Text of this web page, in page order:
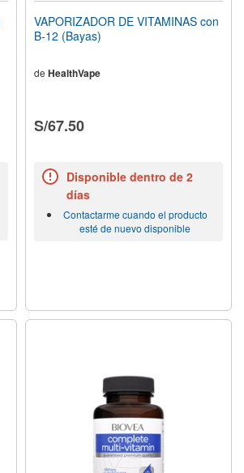
VAPORIZADOR DE VITAMINAS con
B-12 (Bayas)
de HealthVape
S/67.50
Disponible dentro de 2
días
Contactarme cuando el producto
esté de nuevo disponible